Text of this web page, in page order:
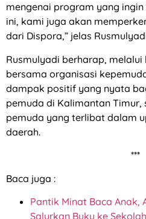
mengenai program yang
ini, kami juga akan
dari Dispora,” jelas
Rusmulyadi berharap,
bersama organisasi
dampak positif yang nyata
pemuda di Kalimantan Timur,
pemuda yang terlibat dalam
daerah.
***
Baca juga :
Pantik Minat Baca Anak,
Salurkan Buku ke Sekolah